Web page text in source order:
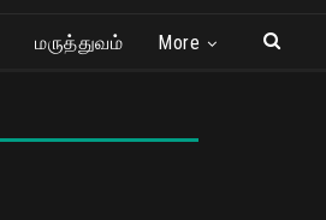
மருத்துவம் More